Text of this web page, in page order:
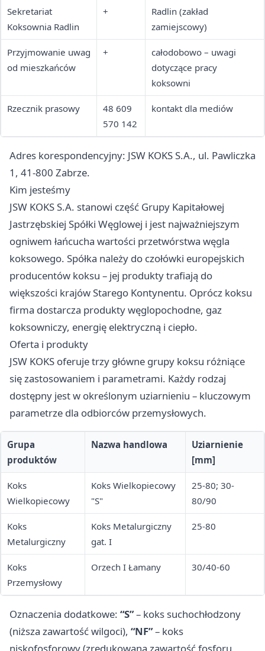
Sekretariat
Koksownia Radlin
+
Radlin (zakład
zamiejscowy)
Przyjmowanie uwag
od mieszkańców
+
całodobowo – uwagi
dotyczące pracy
koksowni
Rzecznik prasowy
48 609
570 142
kontakt dla mediów
Adres korespondencyjny: JSW KOKS S.A., ul. Pawliczka
1, 41-800 Zabrze.
Kim jesteśmy
JSW KOKS S.A. stanowi część Grupy Kapitałowej
Jastrzębskiej Spółki Węglowej i jest najważniejszym
ogniwem łańcucha wartości przetwórstwa węgla
koksowego. Spółka należy do czołówki europejskich
producentów koksu – jej produkty trafiają do
większości krajów Starego Kontynentu. Oprócz koksu
firma dostarcza produkty węglopochodne, gaz
koksowniczy, energię elektryczną i ciepło.
Oferta i produkty
JSW KOKS oferuje trzy główne grupy koksu różniące
się zastosowaniem i parametrami. Każdy rodzaj
dostępny jest w określonym uziarnieniu – kluczowym
parametrze dla odbiorców przemysłowych.
Grupa
produktów
Nazwa handlowa
Uziarnienie
[mm]
Koks
Wielkopiecowy
Koks Wielkopiecowy
"S"
25-80; 30-
80/90
Koks
Metalurgiczny
Koks Metalurgiczny
gat. I
25-80
Koks
Przemysłowy
Orzech I Łamany 30/40-60
Oznaczenia dodatkowe: “S”– koks suchochłodzony
(niższa zawartość wilgoci), “NF”– koks